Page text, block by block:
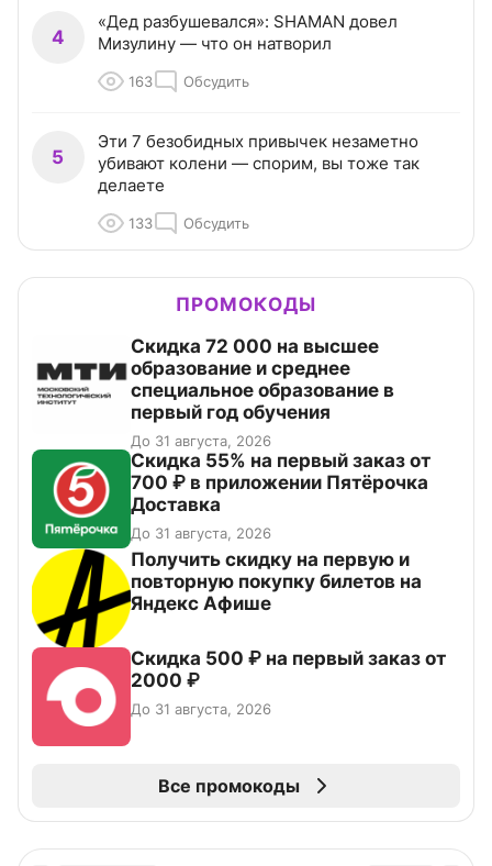
4
«Дед разбушевался»: SHAMAN довел
Мизулину — что он натворил
163 Обсудить
5
Эти 7 безобидных привычек незаметно
убивают колени — спорим, вы тоже так
делаете
133 Обсудить
ПРОМОКОДЫ
Скидка 72 000 на высшее
образование и среднее
специальное образование в
первый год обучения
До 31 августа, 2026
Скидка 55% на первый заказ от
700 ₽ в приложении Пятёрочка
Доставка
До 31 августа, 2026
Получить скидку на первую и
повторную покупку билетов на
Яндекс Афише
Скидка 500 ₽ на первый заказ от
2000 ₽
До 31 августа, 2026
Все промокоды